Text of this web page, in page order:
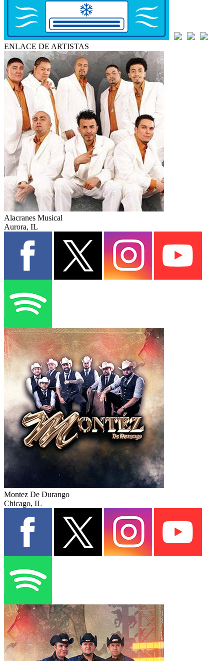
ENLACE DE ARTISTAS
Alacranes Musical
Aurora, IL
Montez De Durango
Chicago, IL